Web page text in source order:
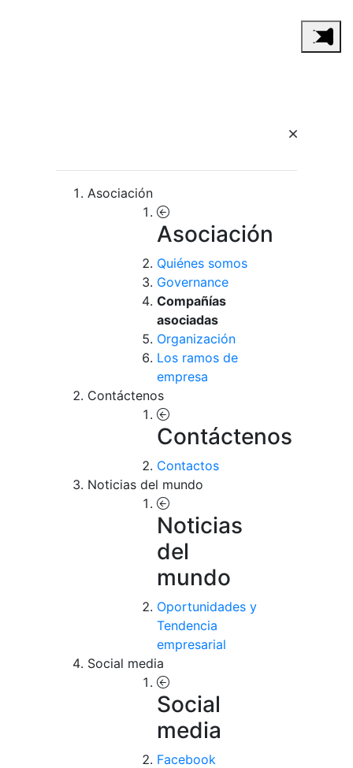
Asociación
Asociación
Quiénes somos
Governance
Compañías
asociadas
Organización
Los ramos de
empresa
Contáctenos
Contáctenos
Contactos
Noticias del mundo
Noticias
del
mundo
Oportunidades y
Tendencia
empresarial
Social media
Social
media
Facebook